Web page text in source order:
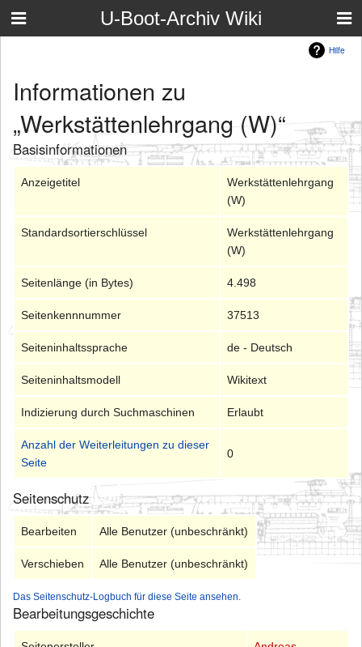
U-Boot-Archiv Wiki
Hilfe
Informationen zu
„Werkstättenlehrgang (W)“
Basisinformationen
Anzeigetitel
Werkstättenlehrgang
(W)
Standardsortierschlüssel
Werkstättenlehrgang
(W)
Seitenlänge (in Bytes) 4.498
Seitenkennnummer 37513
Seiteninhaltssprache de - Deutsch
Seiteninhaltsmodell Wikitext
Indizierung durch Suchmaschinen Erlaubt
Anzahl der Weiterleitungen zu dieser
Seite
0
Seitenschutz
Bearbeiten Alle Benutzer (unbeschränkt)
Verschieben Alle Benutzer (unbeschränkt)
Das Seitenschutz-Logbuch für diese Seite ansehen.
Bearbeitungsgeschichte